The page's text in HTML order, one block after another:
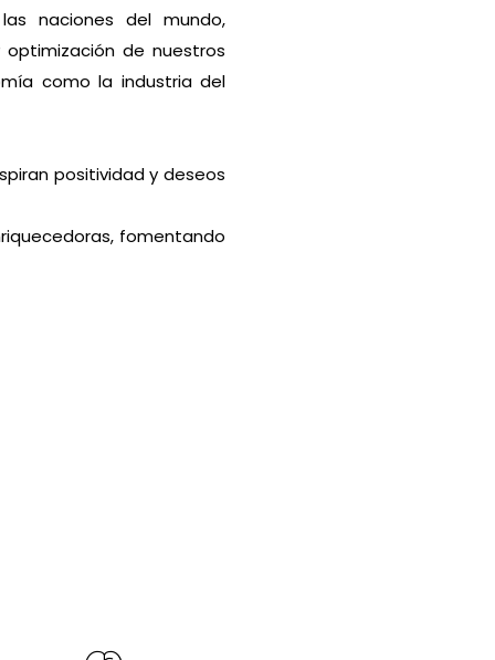
naciones del mundo,
de nuestros
como la industria del
positividad y deseos
fomentando